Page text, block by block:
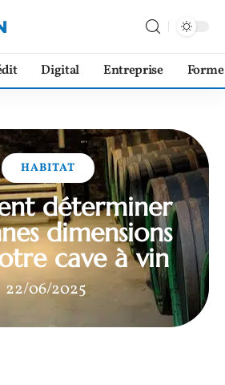
Digital Entreprise Forme
HABITAT
déterminer
dimensions
cave à vin
22/06/2025